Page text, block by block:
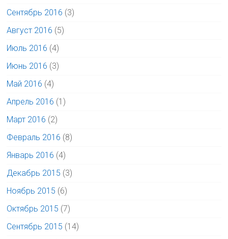
Сентябрь 2016 (3)
Август 2016 (5)
Июль 2016 (4)
Июнь 2016 (3)
Май 2016 (4)
Апрель 2016 (1)
Март 2016 (2)
Февраль 2016 (8)
Январь 2016 (4)
Декабрь 2015 (3)
Ноябрь 2015 (6)
Октябрь 2015 (7)
Сентябрь 2015 (14)